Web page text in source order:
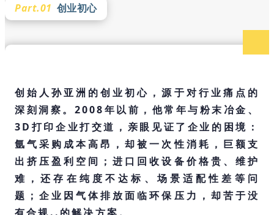
Part.01 创业初心
创始人孙亚洲的创业初心，源于对行业痛点的
深刻洞察。2008年以前，他常年与粉末冶金、
3D打印企业打交道，亲眼见证了企业的困境：
氩气采购成本高昂，却被一次性消耗，巨额支
出挤压盈利空间；进口回收设备价格贵、维护
难，还存在纯度不达标、场景适配性差等问
题；企业因气体排放面临环保压力，却苦于没